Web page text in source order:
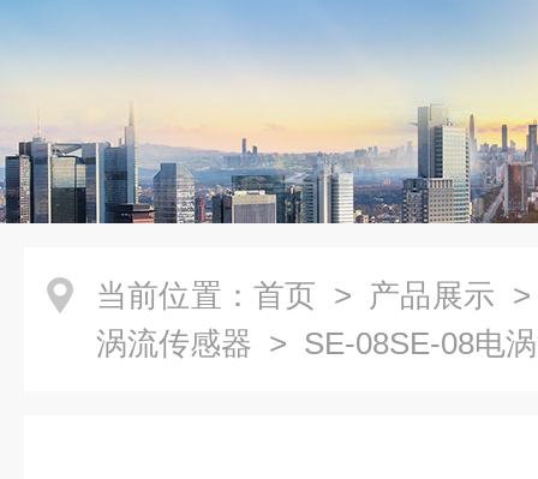
当前位置： 首页 > 产品展示
涡流传感器 > SE-08SE-08电